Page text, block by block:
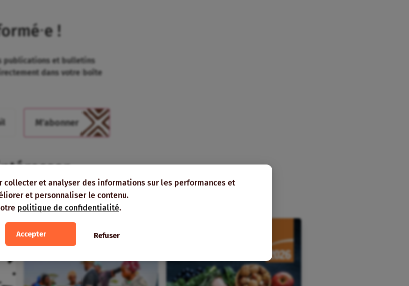
collecter et analyser des informations sur les performances et
et personnaliser le contenu.
politique de confidentialité.
Accepter Refuser
!
publications et bulletins
dans votre boîte
AUTEUR